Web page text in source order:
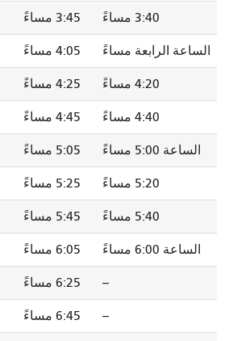
3:40 مساءً 3:45 مساءً
الساعة الرابعة مساءً 4:05 مساءً
4:20 مساءً 4:25 مساءً
4:40 مساءً 4:45 مساءً
الساعة 5:00 مساءً 5:05 مساءً
5:20 مساءً 5:25 مساءً
5:40 مساءً 5:45 مساءً
الساعة 6:00 مساءً 6:05 مساءً
6:25 مساءً
6:45 مساءً